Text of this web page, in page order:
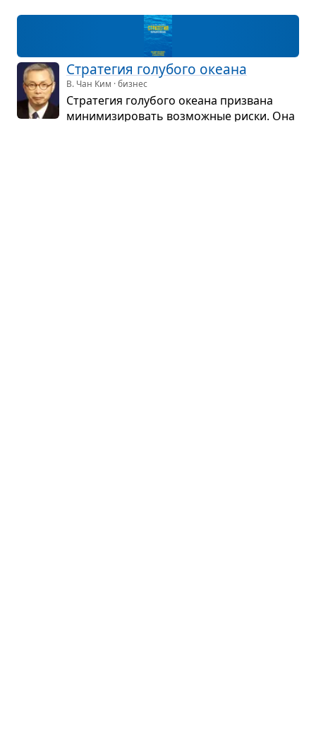
Стра­те­гия голу­бого оке­ана
В. Чан Ким · бизнес
Стра­те­гия голу­бого оке­ана при­звана
мини­ми­зи­ро­вать воз­мож­ные риски. Она